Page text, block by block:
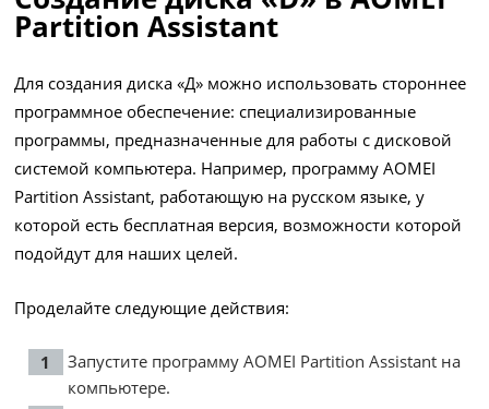
Partition Assistant
Для создания диска «Д» можно использовать стороннее
программное обеспечение: специализированные
программы, предназначенные для работы с дисковой
системой компьютера. Например, программу AOMEI
Partition Assistant, работающую на русском языке, у
которой есть бесплатная версия, возможности которой
подойдут для наших целей.
Проделайте следующие действия:
Запустите программу AOMEI Partition Assistant на
компьютере.